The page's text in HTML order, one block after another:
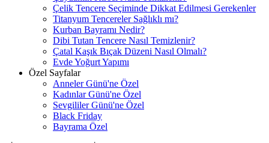
Çelik Tencere Seçiminde Dikkat Edilmesi Gerekenler
Titanyum Tencereler Sağlıklı mı?
Kurban Bayramı Nedir?
Dibi Tutan Tencere Nasıl Temizlenir?
Çatal Kaşık Bıçak Düzeni Nasıl Olmalı?
Evde Yoğurt Yapımı
Özel Sayfalar
Anneler Günü'ne Özel
Kadınlar Günü'ne Özel
Sevgililer Günü'ne Özel
Black Friday
Bayrama Özel